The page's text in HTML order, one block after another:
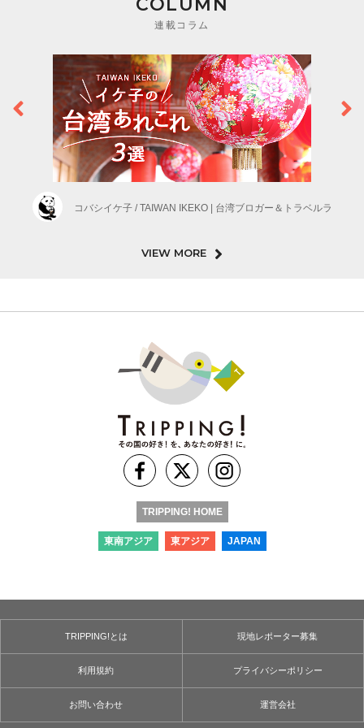
連載コラム
コバシイケ子 / TAIWAN IKEKO | 台湾ブロガー＆トラベルラ
VIEW MORE
TRIPPING! HOME
東南アジア 東アジア JAPAN
TRIPPING!とは 現地レポーター募集
利用規約 プライバシーポリシー
お問い合わせ 運営会社